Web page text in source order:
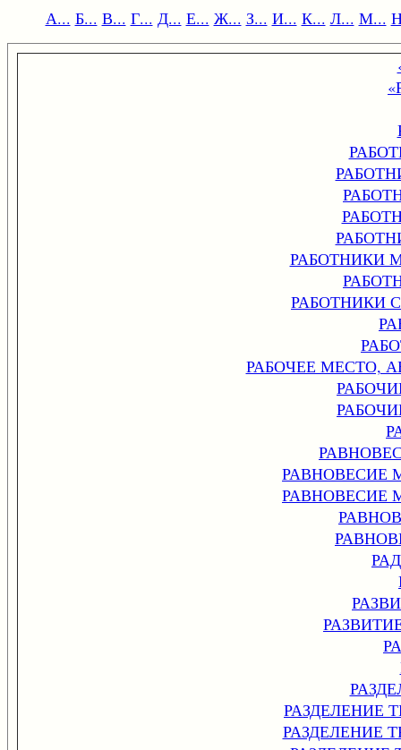
А... Б... В... Г... Д... Е... Ж... З... И... К... Л... М...
РАБОТНИКИ
РАБОТНИКИ
РАБОЧЕЕ МЕСТО,
РАВНОВЕСИЕ
РАВНОВЕСИЕ
РАЗДЕЛЕНИЕ
РАЗДЕЛЕНИЕ